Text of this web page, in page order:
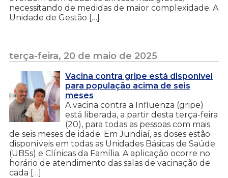
necessitando de medidas de maior complexidade. A
Unidade de Gestão […]
terça-feira, 20 de maio de 2025
Vacina contra gripe está disponível
para população acima de seis
meses
A vacina contra a Influenza (gripe)
está liberada, a partir desta terça-feira
(20), para todas as pessoas com mais
de seis meses de idade. Em Jundiaí, as doses estão
disponíveis em todas as Unidades Básicas de Saúde
(UBSs) e Clínicas da Família. A aplicação ocorre no
horário de atendimento das salas de vacinação de
cada […]